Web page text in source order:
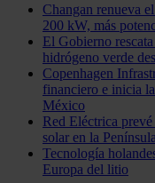
Changan renueva
200 kW, más
El Gobierno
hidrógeno verde
Copenhagen
financiero e inicia
México
Red Eléctrica
solar en la
Tecnología
Europa del litio